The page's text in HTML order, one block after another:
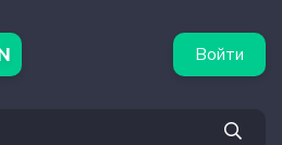
Войти
подборки